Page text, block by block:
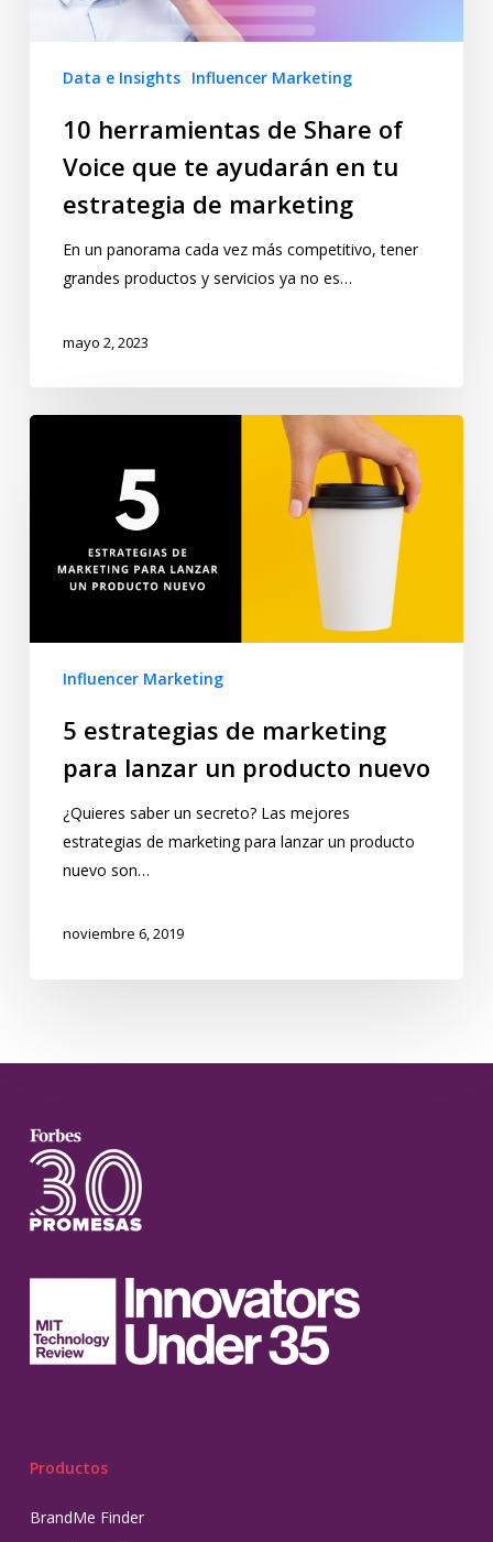
Data e Insights Influencer Marketing
10 herramientas de Share of
Voice que te ayudarán en tu
estrategia de marketing
En un panorama cada vez más competitivo, tener
grandes productos y servicios ya no es…
mayo 2, 2023
Influencer Marketing
5 estrategias de marketing
para lanzar un producto nuevo
¿Quieres saber un secreto? Las mejores
estrategias de marketing para lanzar un producto
nuevo son…
noviembre 6, 2019
Productos
BrandMe Finder